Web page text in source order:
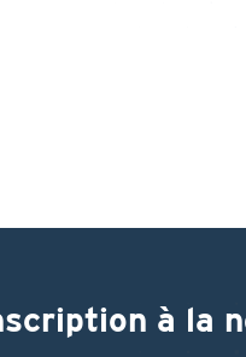
à la